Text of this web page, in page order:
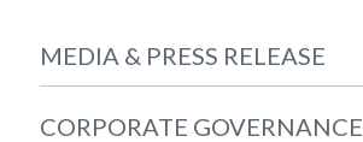
MEDIA & PRESS RELEASE
CORPORATE GOVERNANCE